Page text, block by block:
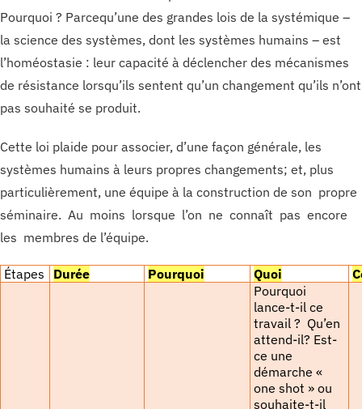
Pourquoi ? Parcequ’une des grandes lois de la systémique –
la science des systèmes, dont les systèmes humains – est
l’homéostasie : leur capacité à déclencher des mécanismes
de résistance lorsqu’ils sentent qu’un changement qu’ils n’ont
pas souhaité se produit.
Cette loi plaide pour associer, d’une façon générale, les
systèmes humains à leurs propres changements; et, plus
particulièrement, une équipe à la construction de son propre
séminaire. Au moins lorsque l’on ne connaît pas encore
les membres de l’équipe.
Étapes Durée Pourquoi Quoi
Pourquoi
lance-t-il ce
travail ? Qu’en
attend-il? Est-
ce une
démarche «
one shot » ou
souhaite-t-il